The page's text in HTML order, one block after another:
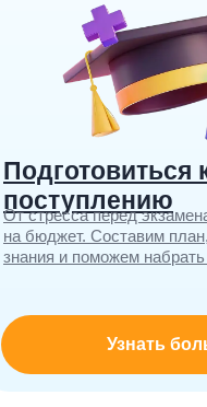
Подготовиться
поступлению
От стресса перед
на бюджет. Составим
знания и поможем
Узнать